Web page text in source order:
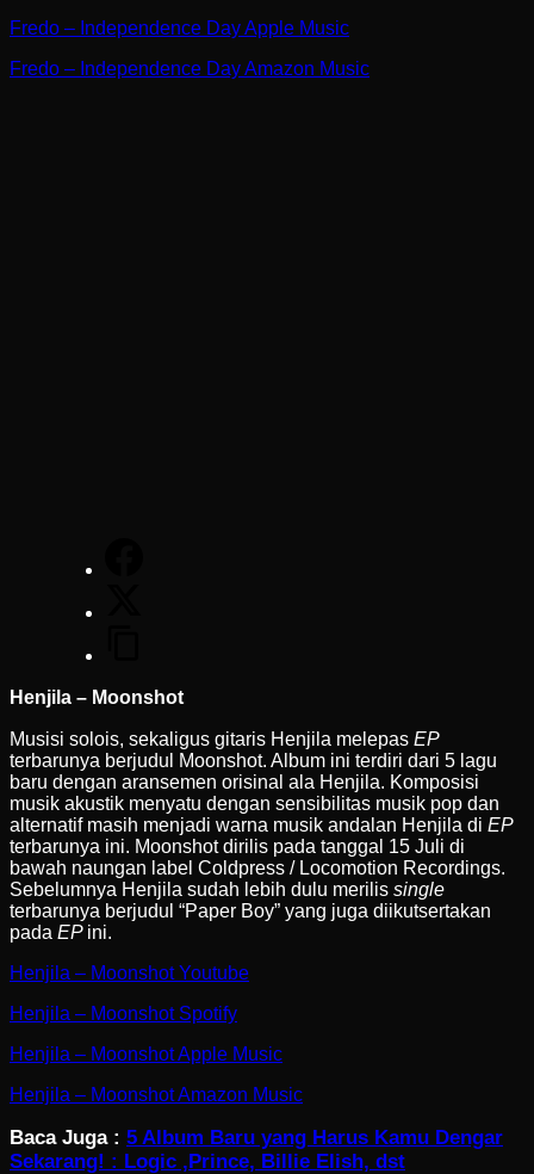
Fredo – Independence Day Apple Music
Fredo – Independence Day Amazon Music
Henjila – Moonshot
Musisi solois, sekaligus gitaris Henjila melepas EP
terbarunya berjudul Moonshot. Album ini terdiri dari 5 lagu
baru dengan aransemen orisinal ala Henjila. Komposisi
musik akustik menyatu dengan sensibilitas musik pop dan
alternatif masih menjadi warna musik andalan Henjila di EP
terbarunya ini. Moonshot dirilis pada tanggal 15 Juli di
bawah naungan label Coldpress / Locomotion Recordings.
Sebelumnya Henjila sudah lebih dulu merilis single
terbarunya berjudul “Paper Boy” yang juga diikutsertakan
pada EP ini.
Henjila – Moonshot Youtube
Henjila – Moonshot Spotify
Henjila – Moonshot Apple Music
Henjila – Moonshot Amazon Music
Baca Juga : 5 Album Baru yang Harus Kamu Dengar
Sekarang! : Logic ,Prince, Billie Elish, dst